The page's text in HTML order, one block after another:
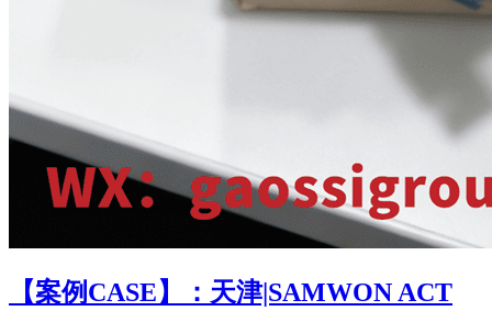
【案例CASE】：天津|SAMWON ACT